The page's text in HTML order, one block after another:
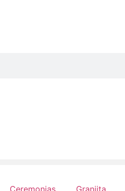
Ceremonias Granjita